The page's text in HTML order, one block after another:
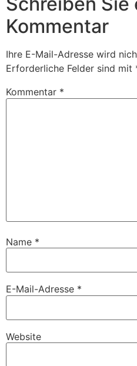
Kommentar
Ihre E-Mail-Adresse wird
Erforderliche Felder sind mit
Kommentar *
Name *
E-Mail-Adresse *
Website